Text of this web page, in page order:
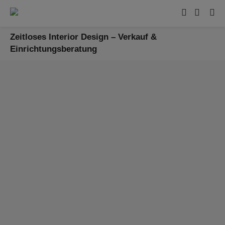
Zeitloses Interior Design – Verkauf &
Einrichtungsberatung